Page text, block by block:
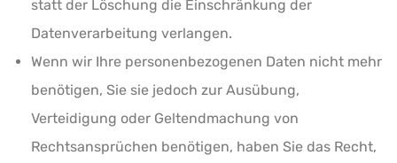
statt der Löschung die Einschränkung der
Datenverarbeitung verlangen.
Wenn wir Ihre personenbezogenen Daten nicht mehr
benötigen, Sie sie jedoch zur Ausübung,
Verteidigung oder Geltendmachung von
Rechtsansprüchen benötigen, haben Sie das Recht,